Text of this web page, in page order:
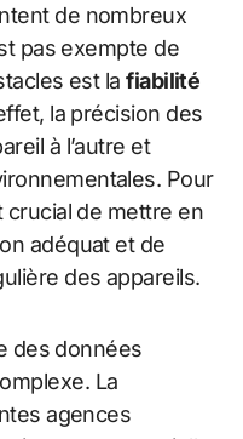
de nombreux
pas exempte de
est lafiabilité
la précision des
à l’autre et
Pour
de mettre en
adéquat et de
des appareils.
des données
La
agences